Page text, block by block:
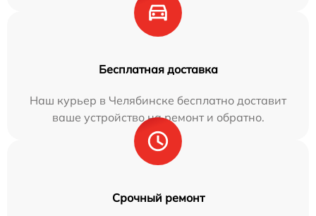
Бесплатная доставка
Наш курьер в Челябинске бесплатно доставит
ваше устройство на ремонт и обратно.
Срочный ремонт